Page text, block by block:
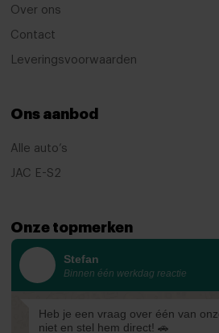
stuur multifunctioneel
Volledig digitaal
Over ons
Contact
Leveringsvoorwaarden
Ons aanbod
Alle auto’s
JAC E-S2
Onze topmerken
KIA
Ford
Mazda
Stefan
Binnen één werkdag reactie
Heb je een vraag over één van
niet en stel hem direct! 🚗